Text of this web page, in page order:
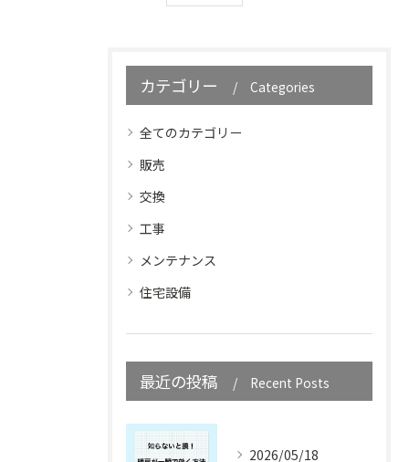
カテゴリー Categories
全てのカテゴリー
販売
交換
工事
メンテナンス
住宅設備
最近の投稿 Recent Posts
2026/05/18